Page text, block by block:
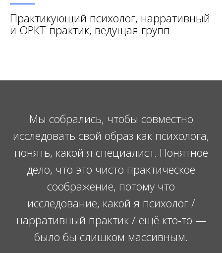
Практикующий психолог, нарративный
и ОРКТ практик, ведущая групп
Мы собрались, чтобы совместно
исследовать свой образ как психолога,
понять, какой я специалист. Понятное
дело, что это чисто практическое
соображение, потому что
исследование, какой я психолог /
нарративный практик / ещё кто-то —
было бы слишком массивным.